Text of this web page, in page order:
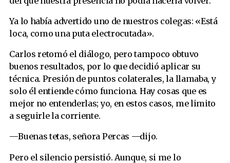
Ya lo había advertido uno de nuestros colegas: «Está
loca, como una puta electrocutada».
Carlos retomó el diálogo, pero tampoco obtuvo
buenos resultados, por lo que decidió aplicar su
técnica. Presión de puntos colaterales, la llamaba, y
solo él entiende cómo funciona. Hay cosas que es
mejor no entenderlas; yo, en estos casos, me limito
a seguirle la corriente.
—Buenas tetas, señora Percas —dijo.
Pero el silencio persistió. Aunque, si me lo